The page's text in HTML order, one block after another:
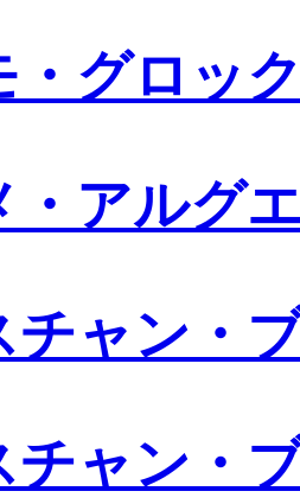
・グロッ
・アルグ
チャン・
チャン・